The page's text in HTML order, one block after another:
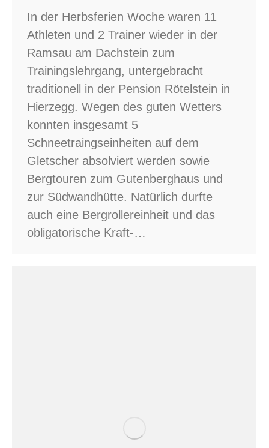
In der Herbsferien Woche waren 11
Athleten und 2 Trainer wieder in der
Ramsau am Dachstein zum
Trainingslehrgang, untergebracht
traditionell in der Pension Rötelstein in
Hierzegg. Wegen des guten Wetters
konnten insgesamt 5
Schneetraingseinheiten auf dem
Gletscher absolviert werden sowie
Bergtouren zum Gutenberghaus und
zur Südwandhütte. Natürlich durfte
auch eine Bergrollereinheit und das
obligatorische Kraft-…